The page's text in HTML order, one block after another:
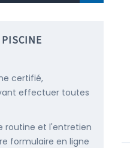
certifié,
effectuer toutes
routine et l'entretien
formulaire en ligne